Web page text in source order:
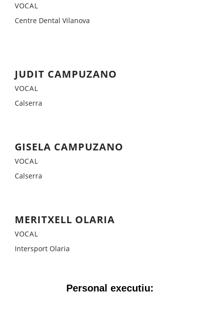
VOCAL
Centre Dental Vilanova
JUDIT CAMPUZANO
VOCAL
Calserra
GISELA CAMPUZANO
VOCAL
Calserra
MERITXELL OLARIA
VOCAL
Intersport Olaria
Personal executiu:​